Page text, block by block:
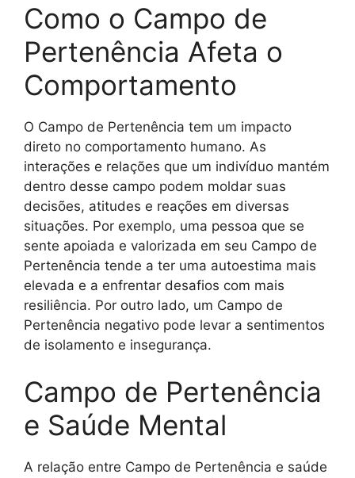
Como o Campo de
Pertenência Afeta o
Comportamento
O Campo de Pertenência tem um impacto
direto no comportamento humano. As
interações e relações que um indivíduo mantém
dentro desse campo podem moldar suas
decisões, atitudes e reações em diversas
situações. Por exemplo, uma pessoa que se
sente apoiada e valorizada em seu Campo de
Pertenência tende a ter uma autoestima mais
elevada e a enfrentar desafios com mais
resiliência. Por outro lado, um Campo de
Pertenência negativo pode levar a sentimentos
de isolamento e insegurança.
Campo de Pertenência
e Saúde Mental
A relação entre Campo de Pertenência e saúde